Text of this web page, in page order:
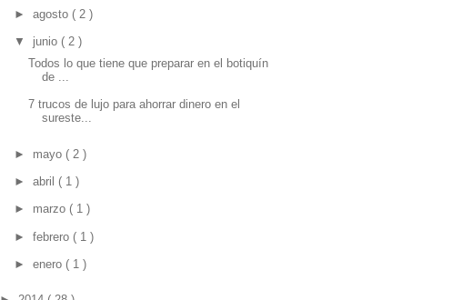
► agosto ( 2 )
▼ junio ( 2 )
Todos lo que tiene que preparar en el botiquín
de ...
7 trucos de lujo para ahorrar dinero en el
sureste...
► mayo ( 2 )
► abril ( 1 )
► marzo ( 1 )
► febrero ( 1 )
► enero ( 1 )